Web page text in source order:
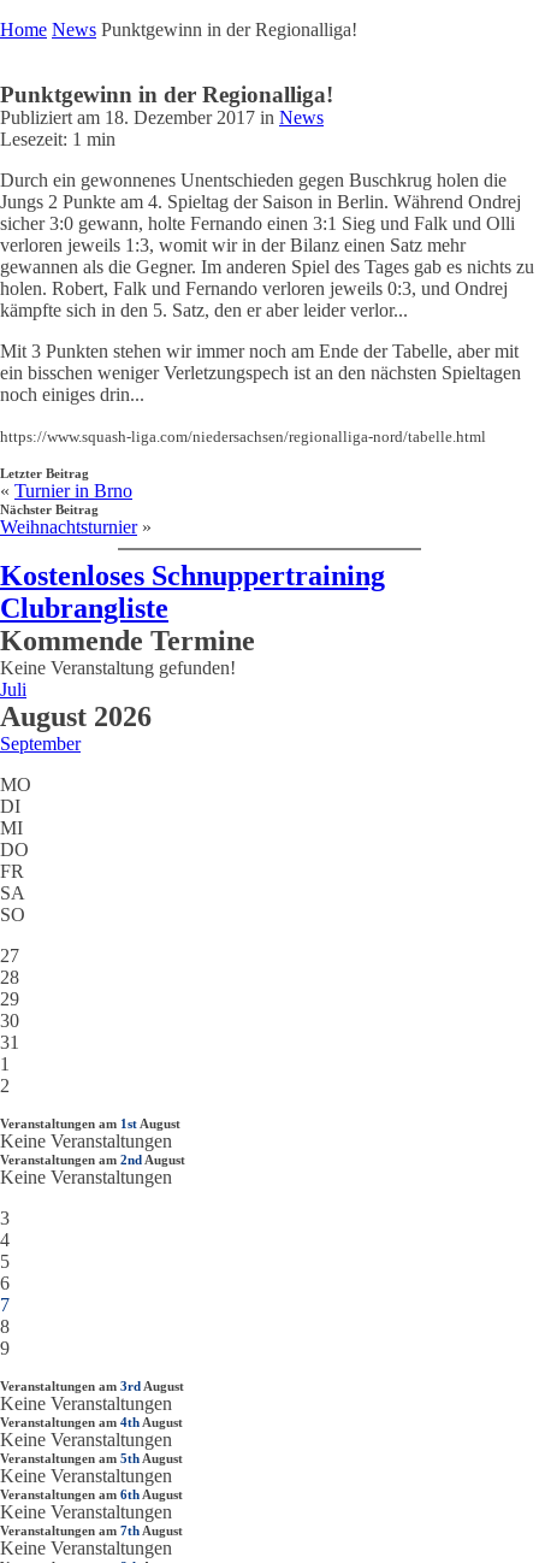
Home News Punktgewinn in der Regionalliga!
Punktgewinn in der Regionalliga!
Publiziert am 18. Dezember 2017 in News
Lesezeit: 1 min
Durch ein gewonnenes Unentschieden gegen Buschkrug holen die
Jungs 2 Punkte am 4. Spieltag der Saison in Berlin. Während Ondrej
sicher 3:0 gewann, holte Fernando einen 3:1 Sieg und Falk und Olli
verloren jeweils 1:3, womit wir in der Bilanz einen Satz mehr
gewannen als die Gegner. Im anderen Spiel des Tages gab es nichts zu
holen. Robert, Falk und Fernando verloren jeweils 0:3, und Ondrej
kämpfte sich in den 5. Satz, den er aber leider verlor...
Mit 3 Punkten stehen wir immer noch am Ende der Tabelle, aber mit
ein bisschen weniger Verletzungspech ist an den nächsten Spieltagen
noch einiges drin...
https://www.squash-liga.com/niedersachsen/regionalliga-nord/tabelle.html
Letzter Beitrag
« Turnier in Brno
Nächster Beitrag
Weihnachtsturnier»
Kostenloses Schnuppertraining
Clubrangliste
Kommende Termine
Keine Veranstaltung gefunden!
Juli
August 2026
September
MO
DI
MI
DO
FR
SA
SO
27
28
29
30
31
1
2
Veranstaltungen am 1st August
Keine Veranstaltungen
Veranstaltungen am 2nd August
Keine Veranstaltungen
3
4
5
6
7
8
9
Veranstaltungen am 3rd August
Keine Veranstaltungen
Veranstaltungen am 4th August
Keine Veranstaltungen
Veranstaltungen am 5th August
Keine Veranstaltungen
Veranstaltungen am 6th August
Keine Veranstaltungen
Veranstaltungen am 7th August
Keine Veranstaltungen